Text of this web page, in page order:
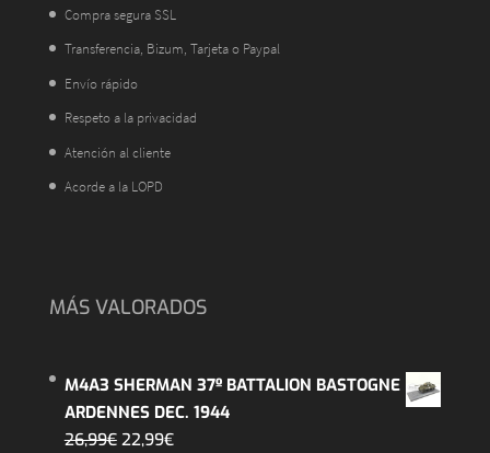
Compra segura SSL
Transferencia, Bizum, Tarjeta o Paypal
Envío rápido
Respeto a la privacidad
Atención al cliente
Acorde a la LOPD
MÁS VALORADOS
M4A3 SHERMAN 37º BATTALION BASTOGNE
ARDENNES DEC. 1944
26,99€ El
22,99€El